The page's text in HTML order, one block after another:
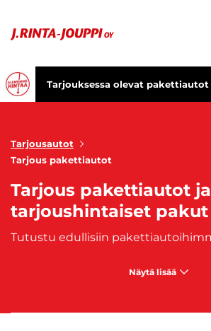
Tarjouksessa olevat pakettiautot
Tarjousautot
Tarjous pakettiautot
Tarjous pakettiautot ja
tarjoushintaiset pakut
Näytä lisää